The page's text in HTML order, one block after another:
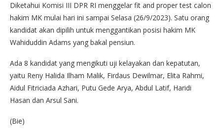
Diketahui Komisi III DPR RI menggelar fit and proper test calon
hakim MK mulai hari ini sampai Selasa (26/9/2023). Satu orang
kandidat akan dipilih untuk menggantikan posisi hakim MK
Wahiduddin Adams yang bakal pensiun.
Ada 8 kandidat yang mengikuti uji kelayakan dan kepatutan,
yaitu Reny Halida Ilham Malik, Firdaus Dewilmar, Elita Rahmi,
Aidul Fitriciada Azhari, Putu Gede Arya, Abdul Latif, Haridi
Hasan dan Arsul Sani.
(Bie)